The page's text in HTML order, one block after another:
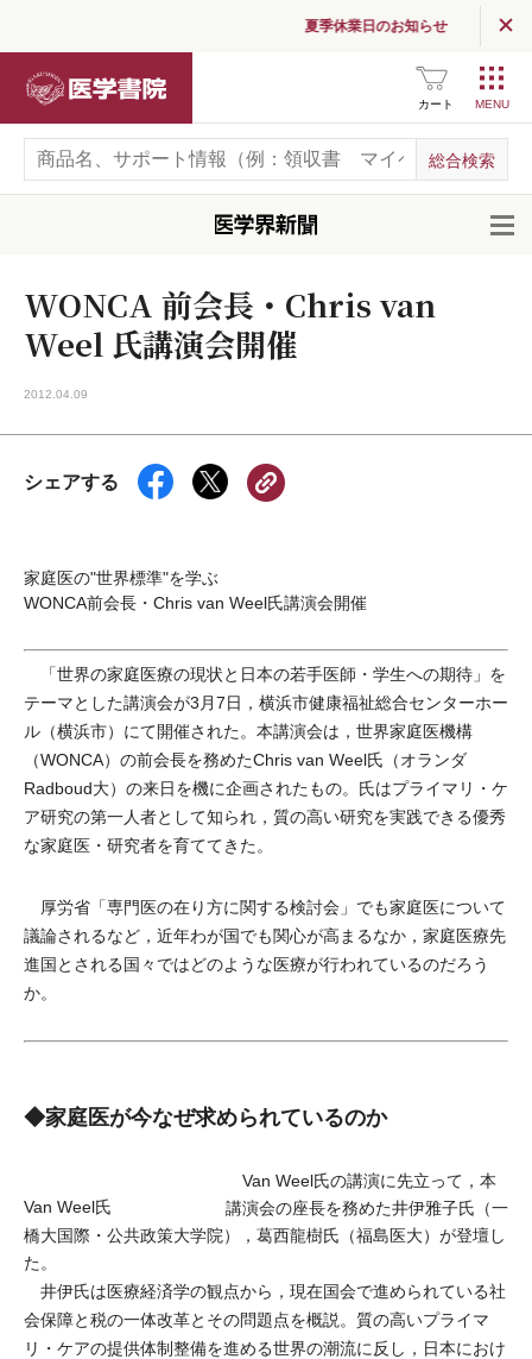
夏季休業日のお知らせ
カート
WONCA 前会長・Chris van
Weel 氏講演会開催
2012.04.09
シェアする
家庭医の"世界標準"を学ぶ
WONCA前会長・Chris van Weel氏講演会開催
「世界の家庭医療の現状と日本の若手医師・学生への期待」を
テーマとした講演会が3月7日，横浜市健康福祉総合センターホー
ル（横浜市）にて開催された。本講演会は，世界家庭医機構
（WONCA）の前会長を務めたChris van Weel氏（オランダ
Radboud大）の来日を機に企画されたもの。氏はプライマリ・ケ
ア研究の第一人者として知られ，質の高い研究を実践できる優秀
な家庭医・研究者を育ててきた。
厚労省「専門医の在り方に関する検討会」でも家庭医について
議論されるなど，近年わが国でも関心が高まるなか，家庭医療先
進国とされる国々ではどのような医療が行われているのだろう
か。
◆家庭医が今なぜ求められているのか
Van Weel氏
Van Weel氏の講演に先立って，本
講演会の座長を務めた井伊雅子氏（一
橋大国際・公共政策大学院），葛西龍樹氏（福島医大）が登壇し
た。
井伊氏は医療経済学の観点から，現在国会で進められている社
会保障と税の一体改革とその問題点を概説。質の高いプライマ
リ・ケアの提供体制整備を進める世界の潮流に反し，日本におけ